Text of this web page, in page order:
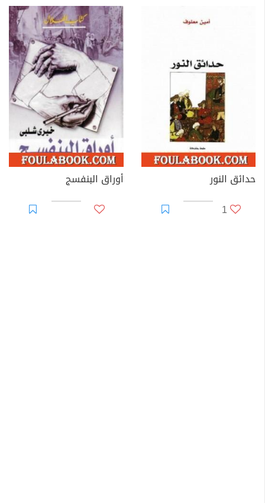
حدائق النور
1
أوراق البنفسج